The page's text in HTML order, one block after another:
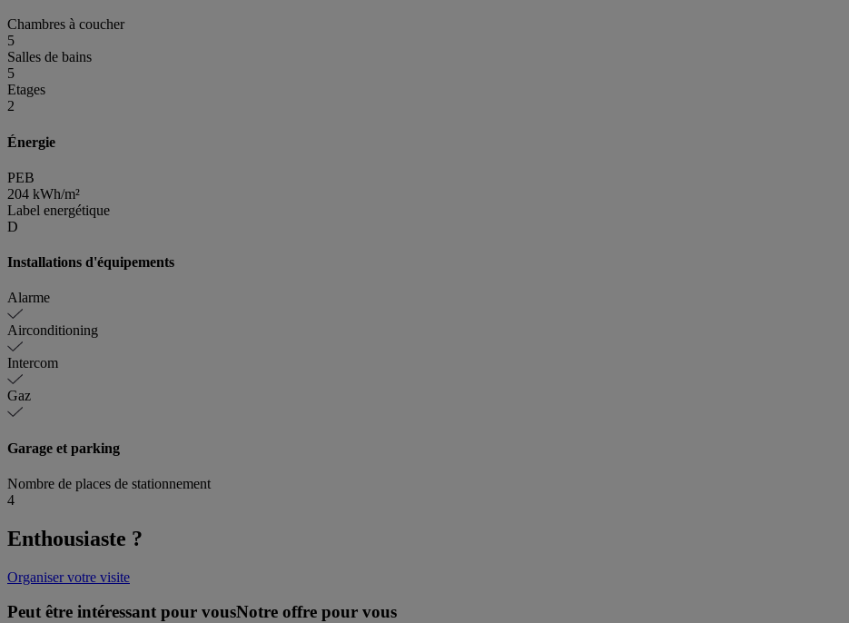
Chambres à coucher
5
Salles de bains
5
Etages
2
Énergie
PEB
204 kWh/m²
Label energétique
D
Installations d'équipements
Alarme
Airconditioning
Intercom
Gaz
Garage et parking
Nombre de places de stationnement
4
Enthousiaste ?
Organiser votre visite
Peut être intéressant pour vousNotre offre pour vous